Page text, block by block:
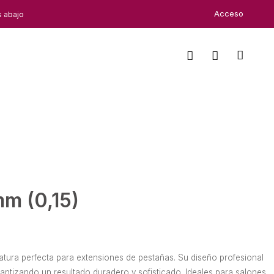
abajo Acceso
(0,15)
perfecta para extensiones de pestañas. Su diseño profesional